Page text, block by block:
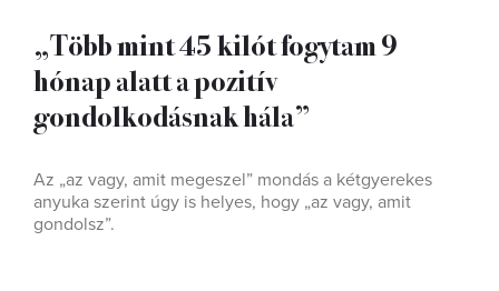
„Több mint 45 kilót fogytam 9
hónap alatt a pozitív
gondolkodásnak hála”
Az „az vagy, amit megeszel” mondás a kétgyerekes
anyuka szerint úgy is helyes, hogy „az vagy, amit
gondolsz”.